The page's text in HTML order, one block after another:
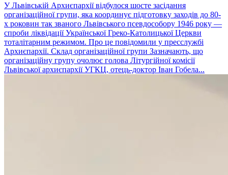
У Львівській Архиєпархії відбулося шосте засідання
організаційної групи, яка координує підготовку заходів до 80-
х роковин так званого Львівського псевдособору 1946 року ―
спроби ліквідації Української Греко-Католицької Церкви
тоталітарним режимом. Про це повідомили у пресслужбі
Архиєпархії. Склад організаційної групи Зазначають, що
організаційну групу очолює голова Літургійної комісії
Львівської архиєпархії УГКЦ, отець-доктор Іван Гобела...